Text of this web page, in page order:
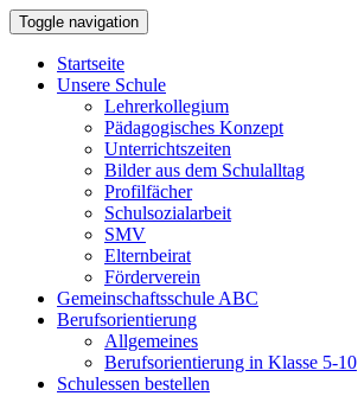
Toggle navigation
Startseite
Unsere Schule
Lehrerkollegium
Pädagogisches Konzept
Unterrichtszeiten
Bilder aus dem Schulalltag
Profilfächer
Schulsozialarbeit
SMV
Elternbeirat
Förderverein
Gemeinschaftsschule ABC
Berufsorientierung
Allgemeines
Berufsorientierung in Klasse 5-10
Schulessen bestellen